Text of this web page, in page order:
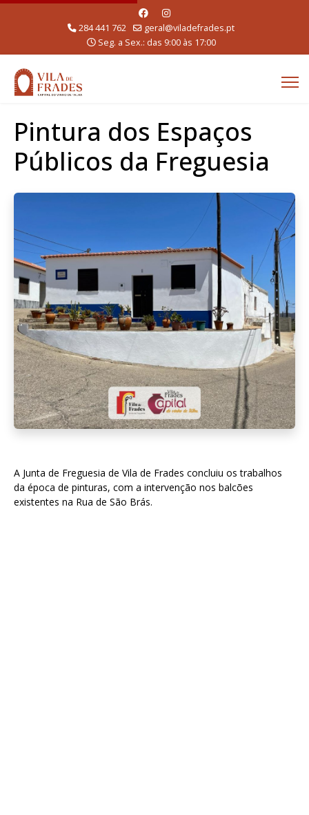
284 441 762
geral@viladefrades.pt
Seg. a Sex.: das 9:00 às 17:00
Pintura dos Espaços
Públicos da Freguesia
A Junta de Freguesia de Vila de Frades concluiu os trabalhos
da época de pinturas, com a intervenção nos balcões
existentes na Rua de São Brás.